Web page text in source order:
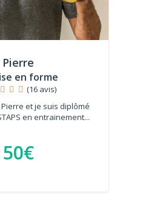
Pierre
en forme
(16 avis)
Pierre et je suis diplômé
en entrainement...
50€